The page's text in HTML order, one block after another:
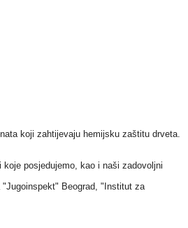
koji zahtijevaju hemijsku zaštitu drveta.
posjedujemo, kao i naši zadovoljni
Beograd, "Institut za